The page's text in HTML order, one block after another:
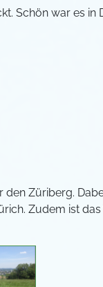
Schön war es in
den Züriberg.
Zudem ist